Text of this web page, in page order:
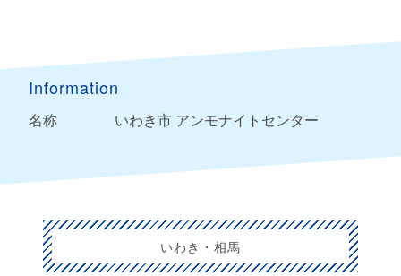
Information
名称 いわき市 アンモナイトセンター
いわき・相馬